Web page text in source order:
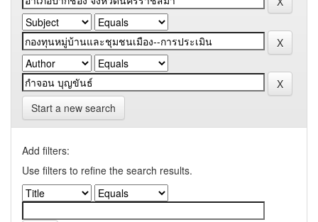
Start a new search
Add filters:
Use filters to refine the search results.